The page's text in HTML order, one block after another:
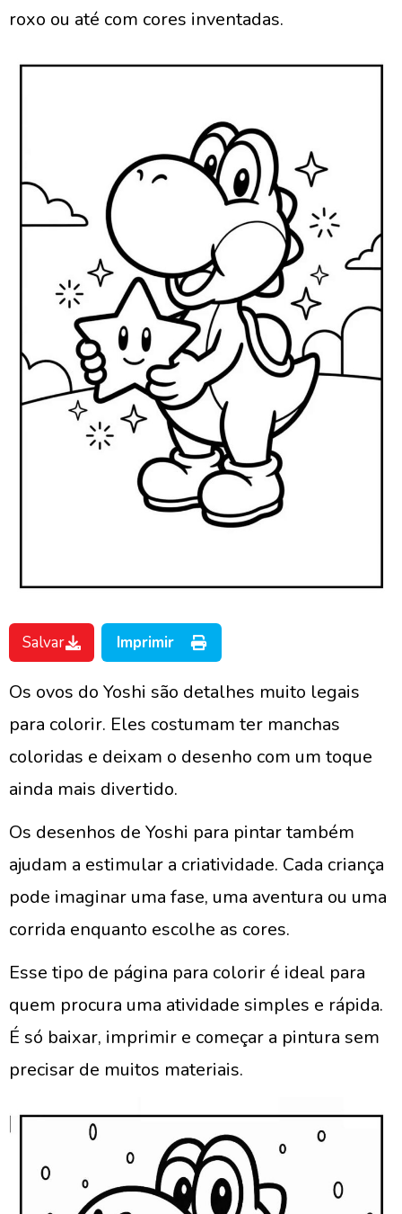
roxo ou até com cores inventadas.
Salvar Imprimir
Os ovos do Yoshi são detalhes muito legais
para colorir. Eles costumam ter manchas
coloridas e deixam o desenho com um toque
ainda mais divertido.
Os desenhos de Yoshi para pintar também
ajudam a estimular a criatividade. Cada criança
pode imaginar uma fase, uma aventura ou uma
corrida enquanto escolhe as cores.
Esse tipo de página para colorir é ideal para
quem procura uma atividade simples e rápida.
É só baixar, imprimir e começar a pintura sem
precisar de muitos materiais.